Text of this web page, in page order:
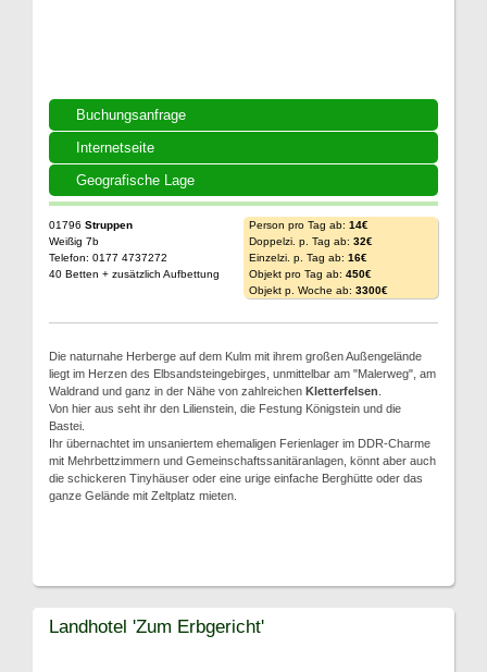
Buchungsanfrage
Internetseite
Geografische Lage
01796 Struppen
Weißig 7b
Telefon: 0177 4737272
40 Betten + zusätzlich Aufbettung
Person pro Tag ab: 14€
Doppelzi. p. Tag ab: 32€
Einzelzi. p. Tag ab: 16€
Objekt pro Tag ab: 450€
Objekt p. Woche ab: 3300€
Die naturnahe Herberge auf dem Kulm mit ihrem großen Außengelände
liegt im Herzen des Elbsandsteingebirges, unmittelbar am "Malerweg", am
Waldrand und ganz in der Nähe von zahlreichen Kletterfelsen
Von hier aus seht ihr den Lilienstein, die Festung Königstein und die
Bastei.
Ihr übernachtet im unsaniertem ehemaligen Ferienlager im DDR-Charme
mit Mehrbettzimmern und Gemeinschaftssanitäranlagen, könnt aber auch
die schickeren Tinyhäuser oder eine urige einfache Berghütte oder das
ganze Gelände mit Zeltplatz mieten.
Landhotel 'Zum Erbgericht'